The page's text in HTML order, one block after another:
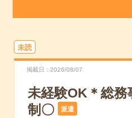
未読
掲載日 2026/08/07
未経験OK＊総
制〇
派遣